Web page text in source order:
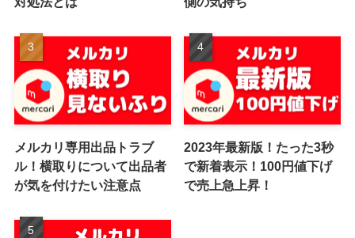
メルカリ専用出品トラブ
ル！横取りについて出品者
が気を付けたい注意点
2023年最新版！たった3秒
で新着表示！100円値下げ
で売上急上昇！